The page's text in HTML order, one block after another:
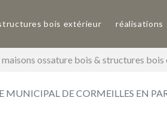
bois extérieur réalisations
ossature bois & structures
DE CORMEILLES EN